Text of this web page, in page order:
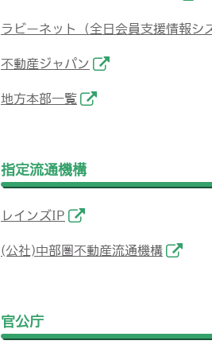
ラビーネット（全日会員支援情報シ
不動産ジャパン
地方本部一覧
指定流通機構
レインズIP
(公社)中部圏不動産流通機構
官公庁